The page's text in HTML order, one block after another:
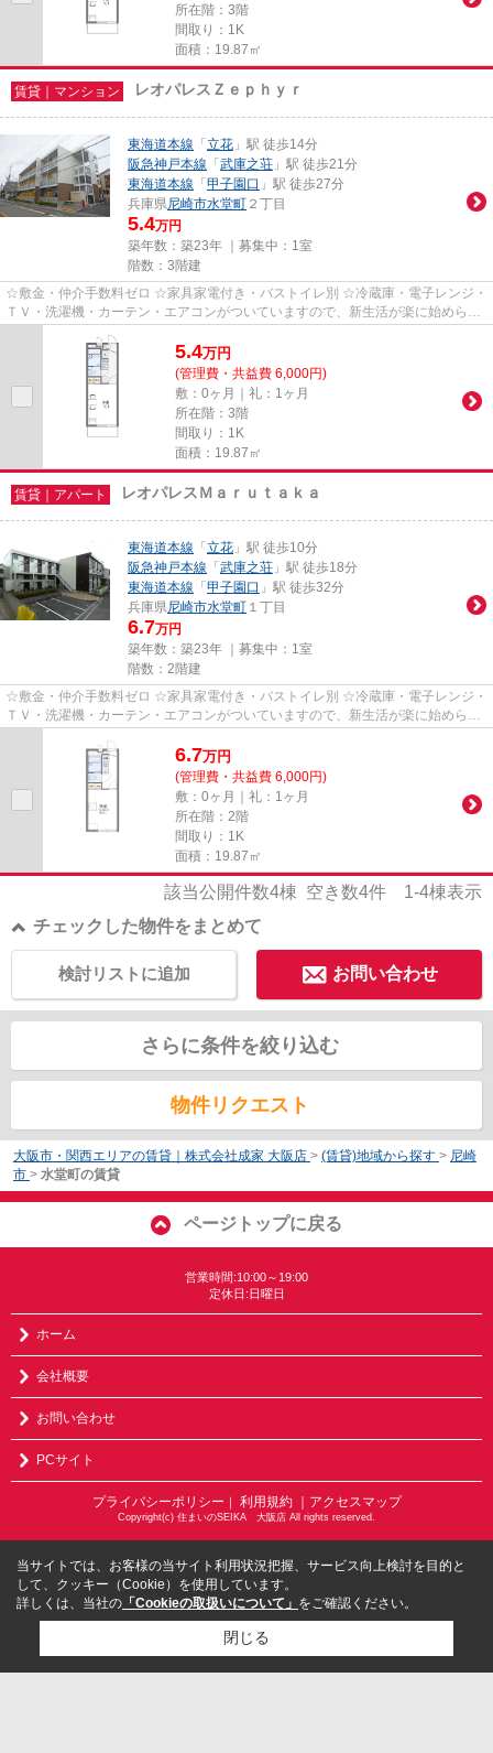
所在階：3階
間取り：1K
面積：19.87㎡
賃貸｜マンション レオパレスＺｅｐｈｙｒ
東海道本線 「 立花 」駅 徒歩14分
阪急神戸本線 「 武庫之荘 」駅 徒歩21分
東海道本線 「 甲子園口 」駅 徒歩27分
兵庫県尼崎市水堂町 ２丁目
5.4万円
築年数：築23年 ｜募集中： 1室
階数：3階建
☆敷金・仲介手数料ゼロ ☆家具家電付き・バストイレ別 ☆冷蔵庫・電子レンジ・
ＴＶ・洗濯機・カーテン・エアコンがついていますので、新生活が楽に始められ
5.4万円
(管理費・共益費 6,000円)
敷：0ヶ月｜礼：1ヶ月
所在階：3階
間取り：1K
面積：19.87㎡
賃貸｜アパート レオパレスＭａｒｕｔａｋａ
東海道本線 「 立花 」駅 徒歩10分
阪急神戸本線 「 武庫之荘 」駅 徒歩18分
東海道本線 「 甲子園口 」駅 徒歩32分
兵庫県尼崎市水堂町 １丁目
6.7万円
築年数：築23年 ｜募集中： 1室
階数：2階建
☆敷金・仲介手数料ゼロ ☆家具家電付き・バストイレ別 ☆冷蔵庫・電子レンジ・
ＴＶ・洗濯機・カーテン・エアコンがついていますので、新生活が楽に始められ
6.7万円
(管理費・共益費 6,000円)
敷：0ヶ月｜礼：1ヶ月
所在階：2階
間取り：1K
面積：19.87㎡
該当公開件数4棟 空き数4件 1-4棟表示
チェックした物件をまとめて
お問い合わせ
検討リストに追加
さらに条件を絞り込む
物件リクエスト
大阪市・関西エリアの賃貸｜株式会社成家 大阪店 > (賃貸)地域から探す > 尼崎
市 > 水堂町の賃貸
ページトップに戻る
営業時間:10:00～19:00
定休日:日曜日
ホーム
会社概要
お問い合わせ
PCサイト
プライバシーポリシー ｜ 利用規約 ｜アクセスマップ
Copyright(c) 住まいのSEIKA 大阪店 All rights reserved.
当サイトでは、お客様の当サイト利用状況把握、サービス向上検討を目的と
して、クッキー（Cookie）を使用しています。
詳しくは、当社の 「Cookieの取扱いについて」 をご確認ください。
閉じる